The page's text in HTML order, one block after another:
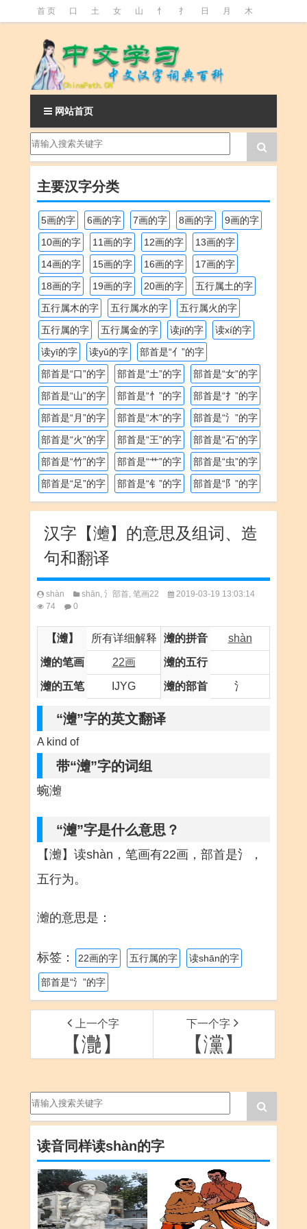
首 页 口 土 女 山 忄 扌 日 月 木
釒 阝 魚
网站首页
主要汉字分类
5画的字 6画的字 7画的字 8画的字
9画的字
10画的字
11画的字 12画的字
13画的字
14画的字
15画的字 16画的字
17画的字
18画的字
19画的字 20画的字
五行属土的字
五行属木的字
五行属水的字
五行属火的字
五行属的字
五行属金的字 读jī的字
读xí的字
读yī的字
读yǔ的字
部首是“亻”的字
部首是“口”的字
部首是“土”的字
部首是“女”的字
部首是“山”的字
部首是“忄”的字
部首是“扌”的字
部首是“月”的字
部首是“木”的字
部首是“氵”的字
部首是“火”的字
部首是“王”的字
部首是“石”的字
部首是“竹”的字
部首是“艹”的字
部首是“虫”的字
部首是“足”的字
部首是“钅”的字 部首是“阝”的字
汉字【灗】的意思及组词、造
句和翻译
shàn shān, 氵部首, 笔画22
2019-03-19 13:03:14
74
0
【灗】 所有详细解释 灗的拼音 shàn
灗的笔画 22画 灗的五行
灗的五笔 IJYG 灗的部首 氵
“灗”字的英文翻译
A kind of
带“灗”字的词组
蜿灗
“灗”字是什么意思？
【灗】读shàn，笔画有22画，部首是氵，
五行为。
灗的意思是：
标签： 22画的字 五行属的字 读shān的字
部首是“氵”的字
上一个字
【灔】
下一个字
【灙】
读音同样读shàn的字